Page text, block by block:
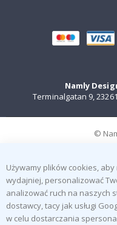
Namly
Terminalgatan 9,
©
Używamy plików cookies,
wydajniej, personalizować
analizować ruch na naszych
dostawcy, tacy jak usługi
w celu dostarczania